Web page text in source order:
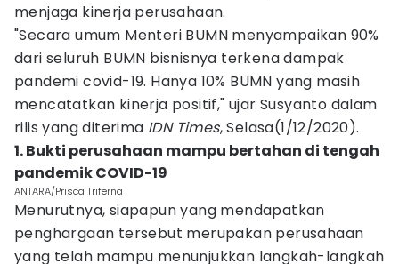
menjaga kinerja perusahaan.
"Secara umum Menteri BUMN menyampaikan 90%
dari seluruh BUMN bisnisnya terkena dampak
pandemi covid-19. Hanya 10% BUMN yang masih
mencatatkan kinerja positif," ujar Susyanto dalam
rilis yang diterima IDN Times, Selasa(1/12/2020).
1. Bukti perusahaan mampu bertahan di tengah
pandemik COVID-19
ANTARA/Prisca Triferna
Menurutnya, siapapun yang mendapatkan
penghargaan tersebut merupakan perusahaan
yang telah mampu menunjukkan langkah-langkah